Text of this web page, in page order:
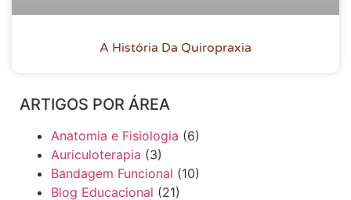
A História Da Quiropraxia
ARTIGOS POR ÁREA
Anatomia e Fisiologia (6)
Auriculoterapia (3)
Bandagem Funcional (10)
Blog Educacional (21)